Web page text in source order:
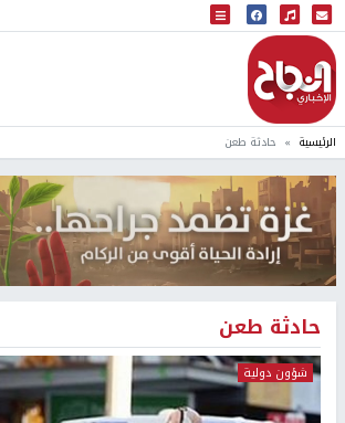
البث المباشر
إذاعة النجاح
الرئيسية حادثة طعن
حادثة طعن
شؤون دولية